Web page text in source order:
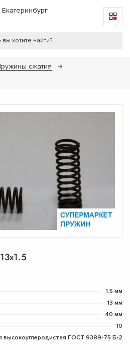
Екатеринбург
сжатия
1.5 мм
13 мм
40 мм
10
высокоуглеродистая ГОСТ 9389-75 Б-2